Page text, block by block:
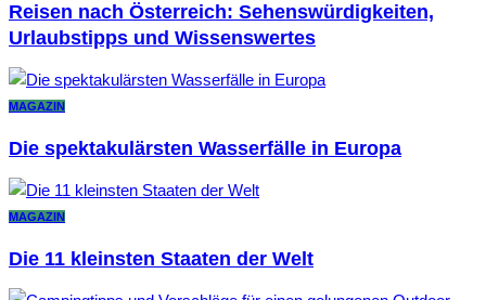
Reisen nach Österreich: Sehenswürdigkeiten,
Urlaubstipps und Wissenswertes
MAGAZIN
Die spektakulärsten Wasserfälle in Europa
MAGAZIN
Die 11 kleinsten Staaten der Welt